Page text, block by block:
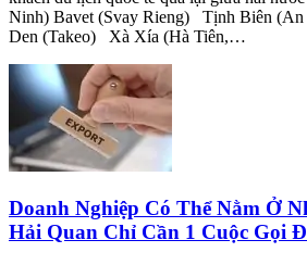
Ninh) Bavet (Svay Rieng) Tịnh Biên (An
Den (Takeo) Xà Xía (Hà Tiên,…
Doanh Nghiệp Có Thể Nằm Ở
Hải Quan Chỉ Cần 1 Cuộc Gọi